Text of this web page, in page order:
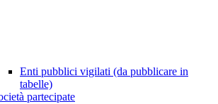
Enti pubblici vigilati (da pubblicare in
tabelle)
partecipate